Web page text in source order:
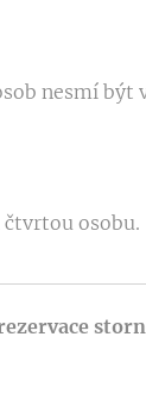
nesmí být
osobu.